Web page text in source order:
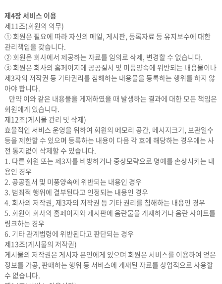
제4장 서비스 이용
제11조(회원의 의무)
① 회원은 필요에 따라 자신의 메일, 게시판, 등록자료 등 유지보수에 대한
관리책임을 갖습니다.
② 회원은 회사에서 제공하는 자료를 임의로 삭제, 변경할 수 없습니다.
③ 회원은 회사의 홈페이지에 공공질서 및 미풍양속에 위반되는 내용물이나
제3자의 저작권 등 기타권리를 침해하는 내용물을 등록하는 행위를 하지 않
아야 합니다.
만약 이와 같은 내용물을 게재하였을 때 발생하는 결과에 대한 모든 책임은
회원에게 있습니다.
제12조(게시물 관리 및 삭제)
효율적인 서비스 운영을 위하여 회원의 메모리 공간, 메시지크기, 보관일수
등을 제한할 수 있으며 등록하는 내용이 다음 각 호에 해당하는 경우에는 사
전 통지없이 삭제할 수 있습니다.
1. 다른 회원 또는 제3자를 비방하거나 중상모략으로 명예를 손상시키는 내
용인 경우
2. 공공질서 및 미풍양속에 위반되는 내용인 경우
3. 범죄적 행위에 결부된다고 인정되는 내용인 경우
4. 회사의 저작권, 제3자의 저작권 등 기타 권리를 침해하는 내용인 경우
5. 회원이 회사의 홈페이지와 게시판에 음란물을 게재하거나 음란 사이트를
링크하는 경우
6. 기타 관계법령에 위반된다고 판단되는 경우
제13조(게시물의 저작권)
게시물의 저작권은 게시자 본인에게 있으며 회원은 서비스를 이용하여 얻은
정보를 가공, 판매하는 행위 등 서비스에 게재된 자료를 상업적으로 사용할
수 없습니다.